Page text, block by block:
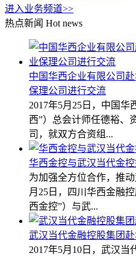
进入业务频道>>
热点新闻 Hot news
中国华西企业有限公司
保理公司进行交流
2017年5月25日，中国华
西”）总会计师任德裕、
司，就双方合资组...
华西金控与武汉当代金
为加强全方位合作，推
月25日，四川华西金融
西金控”）与武...
武汉当代金融控股集团
2017年5月10日，武汉